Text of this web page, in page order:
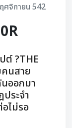
ศจิกายน 542
ต์ ?THE
คนสาย
ออกมา
ระจำ
ไม่รอ